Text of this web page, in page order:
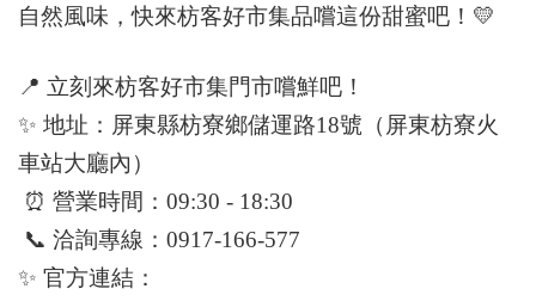
自然風味，快來枋客好市集品嚐這份甜蜜吧！ 💛
📍 立刻來枋客好市集門市嚐鮮吧！
✨ 地址：屏東縣枋寮鄉儲運路18號（屏東枋寮火
車站大廳內）
⏰ 營業時間：09:30 - 18:30
📞 洽詢專線：0917-166-577
✨ 官方連結：